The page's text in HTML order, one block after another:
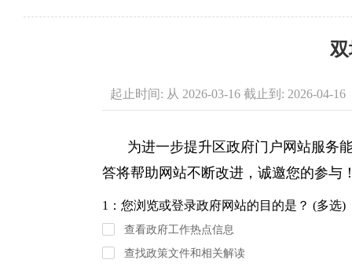
起止时间: 从 2026-03-16 截止到: 2026-04-16
为进一步提升区政府门户网站服务
答将帮助网站不断改进，诚邀您的参与
1：您浏览或登录政府网站的目的是？ (多选)
查看政府工作热点信息
查找政策文件和相关解读